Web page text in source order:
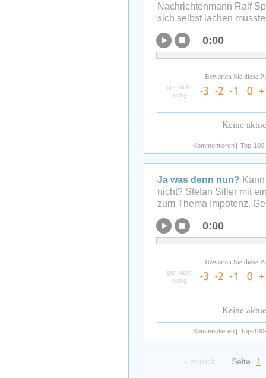
Nachrichtenmann Ralf
sich selbst lachen
0:00
Bewerten Sie diese
gar nicht
lustig
Keine
Kommentieren | Top-
Ja was denn nun?
nicht? Stefan Siller mit
zum Thema Impotenz.
0:00
Bewerten Sie diese
gar nicht
lustig
Keine
Kommentieren | Top-
« zurück Seite 1